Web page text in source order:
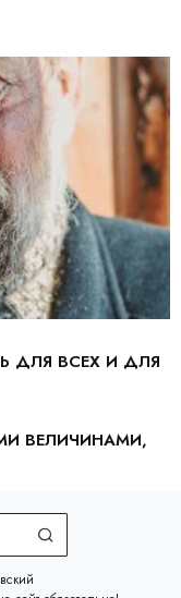
ДЛЯ ВСЕХ И ДЛЯ
ВЕЛИЧИНАМИ,